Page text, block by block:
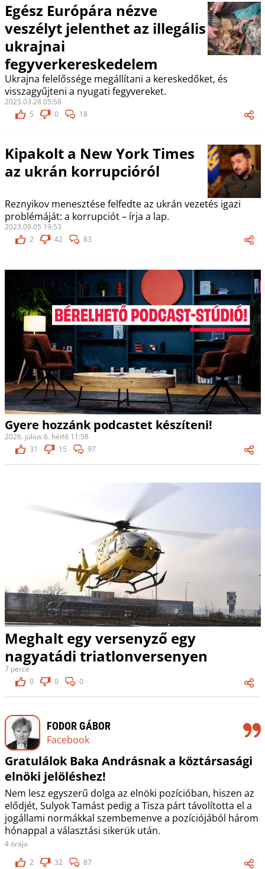
Egész Európára nézve
veszélyt jelenthet az illegális
ukrajnai
fegyverkereskedelem
Ukrajna felelőssége megállítani a kereskedőket, és
visszagyűjteni a nyugati fegyvereket.
2025.03.28 05:58
5
0 18
Kipakolt a New York Times
az ukrán korrupcióról
Reznyikov menesztése felfedte az ukrán vezetés igazi
problémáját: a korrupciót – írja a lap.
2023.09.05 19:53
2
42 83
Gyere hozzánk podcastet készíteni!
2026. július 6. hétfő 11:58
31
15 97
Meghalt egy versenyző egy
nagyatádi triatlonversenyen
7 perce
0
0 0
FODOR GÁBOR
Facebook
Gratulálok Baka Andrásnak a köztársasági
elnöki jelöléshez!
Nem lesz egyszerű dolga az elnöki pozícióban, hiszen az
elődjét, Sulyok Tamást pedig a Tisza párt távolította el a
jogállami normákkal szembemenve a pozíciójából három
hónappal a választási sikerük után.
4 órája
2
32 87